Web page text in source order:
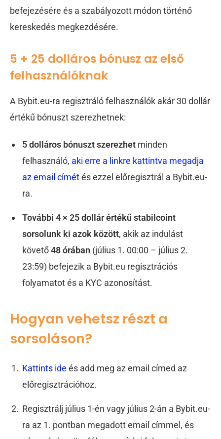
befejezésére és a szabályozott módon történő
kereskedés megkezdésére.
5 + 25 dolláros bónusz az első
felhasználóknak
A Bybit.eu-ra regisztráló felhasználók akár 30 dollár
értékű bónuszt szerezhetnek:
5 dolláros bónuszt szerezhet minden
felhasználó, aki erre a linkre kattintva megadja
az email címétés ezzel előregisztrál a Bybit.eu-
ra.
További 4 × 25 dollár értékű stabilcoint
sorsolunk ki azok között, akik az indulást
követő48 órában (július 1. 00:00 – július 2.
23:59) befejezik a Bybit.eu regisztrációs
folyamatot és a KYC azonosítást.
Hogyan vehetsz részt a
sorsoláson?
Kattints ide és add meg az email címed az
előregisztrációhoz.
Regisztrálj július 1-én vagy július 2-án a Bybit.eu-
ra az 1. pontban megadott email címmel, és